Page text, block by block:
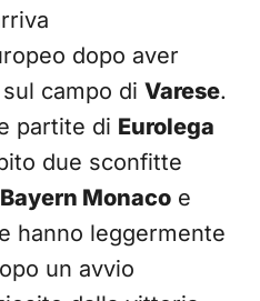
dopo aver
campo di Varese.
partite di Eurolega
due sconfitte
Bayern Monaco e
hanno leggermente
un avvio